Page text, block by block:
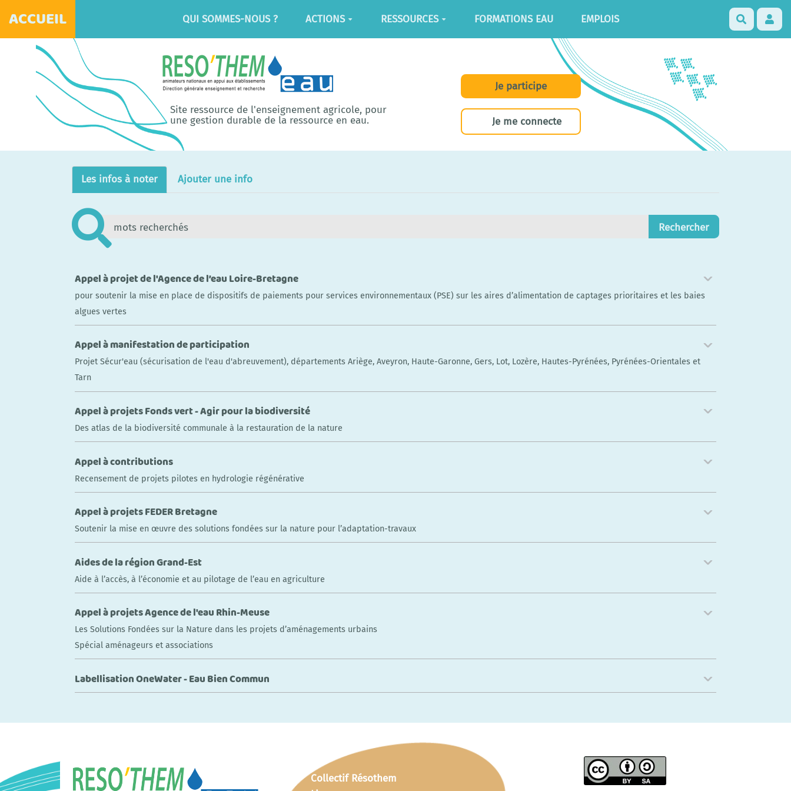
ACCUEIL QUI SOMMES-NOUS ? ACTIONS RESSOURCES FORMATIONS EAU EMPLOIS
Site ressource de l'enseignement agricole, pour
une gestion durable de la ressource en eau.
Je participe
Je me connecte
Les infos à noter Ajouter une info
Appel à projet de l'Agence de l’eau Loire-Bretagne
pour soutenir la mise en place de dispositifs de paiements pour services environnementaux (PSE) sur les aires d’alimentation de captages prioritaires et les baies
algues vertes
Appel à manifestation de participation
Projet Sécur'eau (sécurisation de l'eau d'abreuvement), départements Ariège, Aveyron, Haute-Garonne, Gers, Lot, Lozère, Hautes-Pyrénées, Pyrénées-Orientales et
Tarn
Appel à projets Fonds vert - Agir pour la biodiversité
Des atlas de la biodiversité communale à la restauration de la nature
Appel à contributions
Recensement de projets pilotes en hydrologie régénérative
Appel à projets FEDER Bretagne
Soutenir la mise en œuvre des solutions fondées sur la nature pour l’adaptation-travaux
Aides de la région Grand-Est
Aide à l’accès, à l’économie et au pilotage de l’eau en agriculture
Appel à projets Agence de l'eau Rhin-Meuse
Les Solutions Fondées sur la Nature dans les projets d’aménagements urbains
Spécial aménageurs et associations
Labellisation OneWater - Eau Bien Commun
Collectif Résothem